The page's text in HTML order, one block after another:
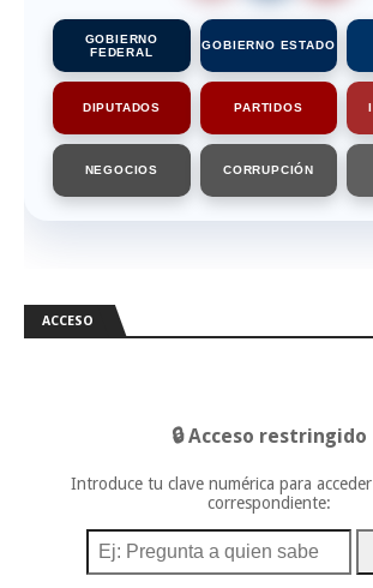
GOBIERNO
FEDERAL
GOBIERNO ESTADO
DIPUTADOS PARTIDOS
NEGOCIOS CORRUPCIÓN
ACCESO
🔒 Acceso restringido
Introduce tu clave numérica para
correspondiente: